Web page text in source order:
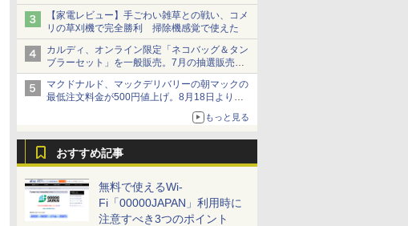
【家電レビュー】手ごわい雑草との戦い、コメ
リの草刈機で完全勝利 掃除機感覚で使えた
カルディ、オンライン限定「ネコバッグ＆タン
ブラーセット」を一般販売。7月の抽選販売の
当選無効分
マクドナルド、マックデリバリーの朝マックの
最低注文料金が500円値上げ。8月18日より
もっと見る
おすすめ記事
無料で使えるWi-
Fi「00000JAPAN」利用時に
注意すべき3つのポイント